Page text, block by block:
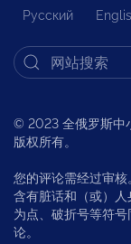
Русский
© 2023 全俄罗斯中
版权所有。
您的评论需经过审
含有脏话和（或）
为点、破折号等符
论。